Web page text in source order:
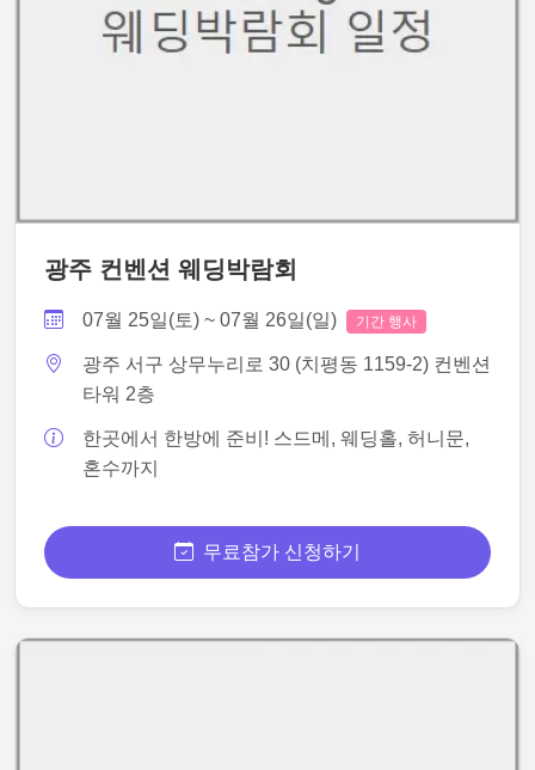
광주 컨벤션 웨딩박람회
07월 25일(토) ~ 07월 26일(일) 기간 행사
광주 서구 상무누리로 30 (치평동 1159-2) 컨벤션
타워 2층
한곳에서 한방에 준비! 스드메, 웨딩홀, 허니문,
혼수까지
무료참가 신청하기